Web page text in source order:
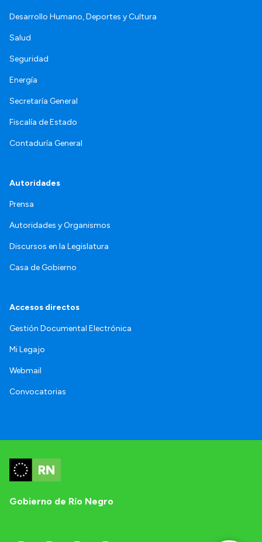
Desarrollo Humano, Deportes y Cultura
Salud
Seguridad
Energía
Secretaría General
Fiscalía de Estado
Contaduría General
Autoridades
Prensa
Autoridades y Organismos
Discursos en la Legislatura
Casa de Gobierno
Accesos directos
Gestión Documental Electrónica
Mi Legajo
Webmail
Convocatorias
Gobierno de Río Negro